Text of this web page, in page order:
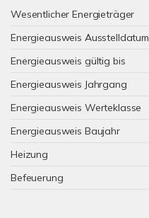
Wesentlicher Energieträger
Energieausweis Ausstelldatum
Energieausweis gültig bis
Energieausweis Jahrgang
Energieausweis Werteklasse
Energieausweis Baujahr
Heizung
Befeuerung